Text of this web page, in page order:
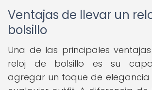
Ventajas de llevar un
bolsillo
Una de las principales
reloj de bolsillo es su
agregar un toque de elegancia